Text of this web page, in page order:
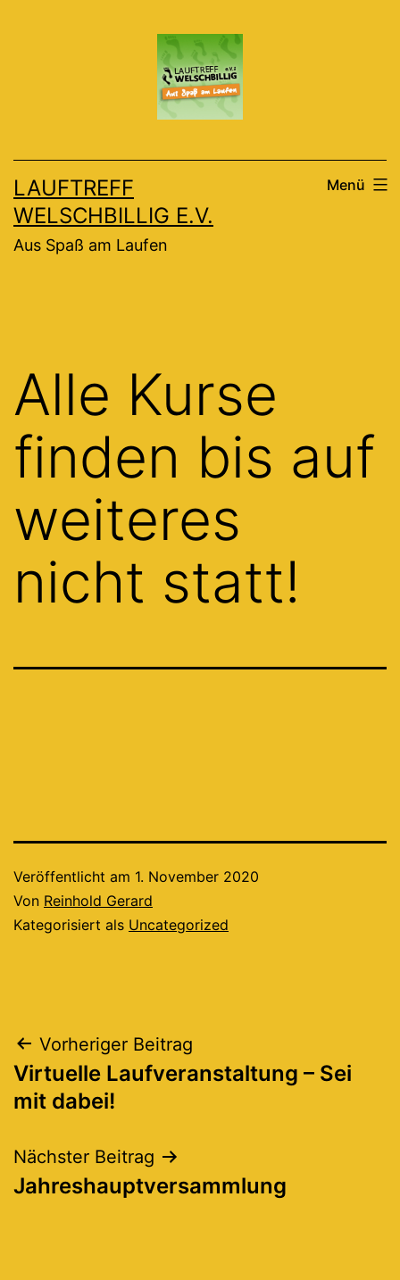
LAUFTREFF
WELSCHBILLIG E.V.
Aus Spaß am Laufen
Menü
Alle Kurse
finden bis auf
weiteres
nicht statt!
Veröffentlicht am 1. November 2020
Von Reinhold Gerard
Kategorisiert als Uncategorized
Beitragsnavigation
Vorheriger Beitrag
Virtuelle Laufveranstaltung – Sei
mit dabei!
Nächster Beitrag
Jahreshauptversammlung